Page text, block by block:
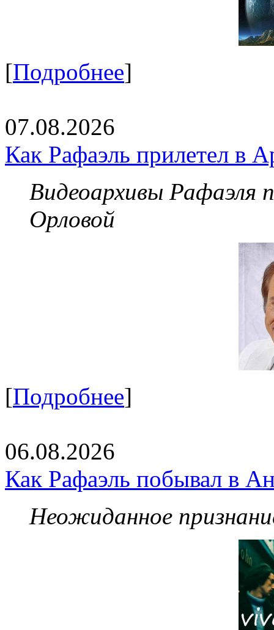
[Подробнее]
07.08.2026
Как Рафаэль прилетел в
Видеоархивы Рафаэля
Орловой
[Подробнее]
06.08.2026
Как Рафаэль побывал в
Неожиданное